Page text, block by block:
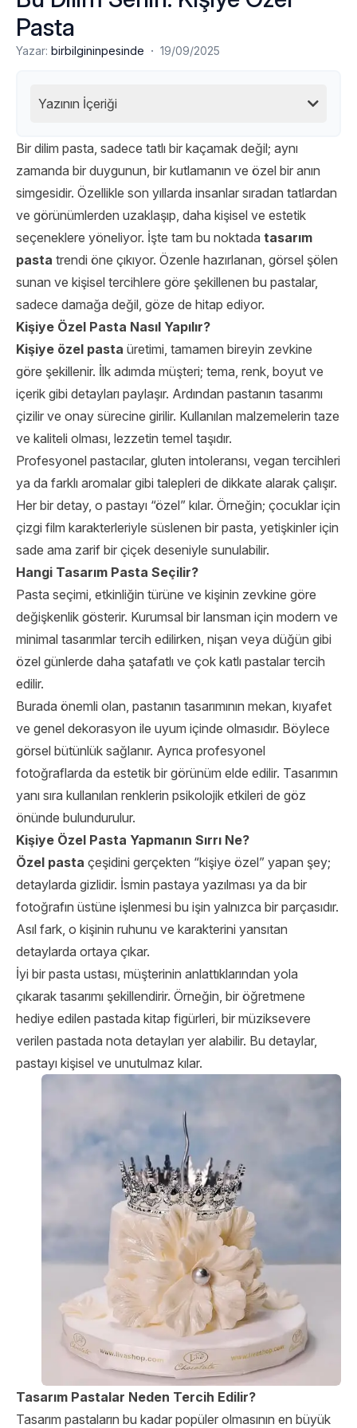
Pasta
Yazar: birbilgininpesinde · 19/09/2025
Yazının İçeriği
Bir dilim pasta, sadece tatlı bir kaçamak değil; aynı
zamanda bir duygunun, bir kutlamanın ve özel bir anın
simgesidir. Özellikle son yıllarda insanlar sıradan tatlardan
ve görünümlerden uzaklaşıp, daha kişisel ve estetik
seçeneklere yöneliyor. İşte tam bu noktada tasarım
pasta trendi öne çıkıyor. Özenle hazırlanan, görsel şölen
sunan ve kişisel tercihlere göre şekillenen bu pastalar,
sadece damağa değil, göze de hitap ediyor.
Kişiye Özel Pasta Nasıl Yapılır?
Kişiye özel pasta üretimi, tamamen bireyin zevkine
göre şekillenir. İlk adımda müşteri; tema, renk, boyut ve
içerik gibi detayları paylaşır. Ardından pastanın tasarımı
çizilir ve onay sürecine girilir. Kullanılan malzemelerin taze
ve kaliteli olması, lezzetin temel taşıdır.
Profesyonel pastacılar, gluten intoleransı, vegan tercihleri
ya da farklı aromalar gibi talepleri de dikkate alarak çalışır.
Her bir detay, o pastayı “özel” kılar. Örneğin; çocuklar için
çizgi film karakterleriyle süslenen bir pasta, yetişkinler için
sade ama zarif bir çiçek deseniyle sunulabilir.
Hangi Tasarım Pasta Seçilir?
Pasta seçimi, etkinliğin türüne ve kişinin zevkine göre
değişkenlik gösterir. Kurumsal bir lansman için modern ve
minimal tasarımlar tercih edilirken, nişan veya düğün gibi
özel günlerde daha şatafatlı ve çok katlı pastalar tercih
edilir.
Burada önemli olan, pastanın tasarımının mekan, kıyafet
ve genel dekorasyon ile uyum içinde olmasıdır. Böylece
görsel bütünlük sağlanır. Ayrıca profesyonel
fotoğraflarda da estetik bir görünüm elde edilir. Tasarımın
yanı sıra kullanılan renklerin psikolojik etkileri de göz
önünde bulundurulur.
Kişiye Özel Pasta Yapmanın Sırrı Ne?
Özel pasta çeşidini gerçekten “kişiye özel” yapan şey;
detaylarda gizlidir. İsmin pastaya yazılması ya da bir
fotoğrafın üstüne işlenmesi bu işin yalnızca bir parçasıdır.
Asıl fark, o kişinin ruhunu ve karakterini yansıtan
detaylarda ortaya çıkar.
İyi bir pasta ustası, müşterinin anlattıklarından yola
çıkarak tasarımı şekillendirir. Örneğin, bir öğretmene
hediye edilen pastada kitap figürleri, bir müziksevere
verilen pastada nota detayları yer alabilir. Bu detaylar,
pastayı kişisel ve unutulmaz kılar.
Tasarım Pastalar Neden Tercih Edilir?
Tasarım pastaların bu kadar popüler olmasının en büyük